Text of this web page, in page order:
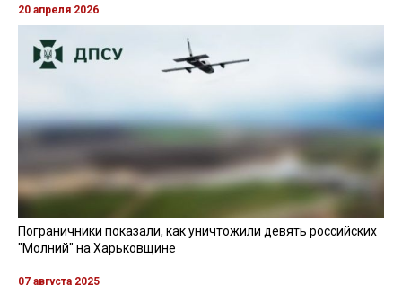
20 апреля 2026
Пограничники показали, как уничтожили девять российских
"Молний" на Харьковщине
07 августа 2025